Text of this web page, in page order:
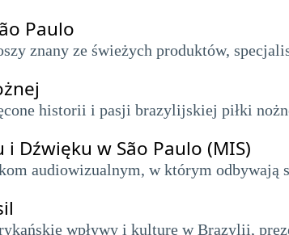
Paulo
znany ze świeżych produktów,
historii i pasji brazylijskiej piłki
Dźwięku w São Paulo (MIS)
audiowizualnym, w którym
wpływy i kulturę w Brazylii,